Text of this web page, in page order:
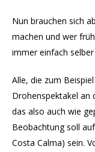
Nun brauchen sich
machen und wer
immer einfach selber
Alle, die zum
Drohenspektakel an
das also auch wie
Beobachtung soll
Costa Calma) sein.